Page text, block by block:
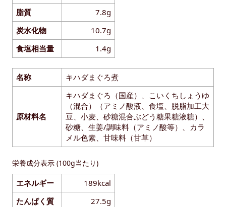
脂質
7.8g
炭水化物
10.7g
食塩相当量
1.4g
名称 キハダまぐろ煮
原材料名
キハダまぐろ（国産）、こいくちしょうゆ
（混合）（アミノ酸液、食塩、脱脂加工大
豆、小麦、砂糖混合ぶどう糖果糖液糖）、
砂糖、生姜/調味料（アミノ酸等）、カラ
メル色素、甘味料（甘草）
栄養成分表示 (100g当たり)
エネルギー
189kcal
たんぱく質
27.5g